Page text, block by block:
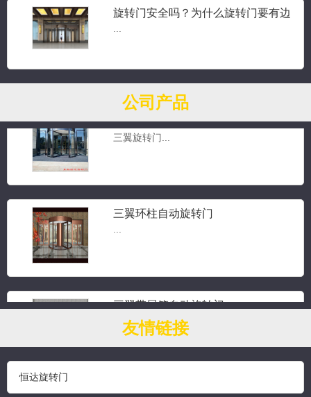
旋转门安全吗？为什么旋转门要有边
公司产品
三翼旋转门...
三翼环柱自动旋转门
三翼带展箱自动旋转门
钻石水晶旋转门
友情链接
恒达旋转门